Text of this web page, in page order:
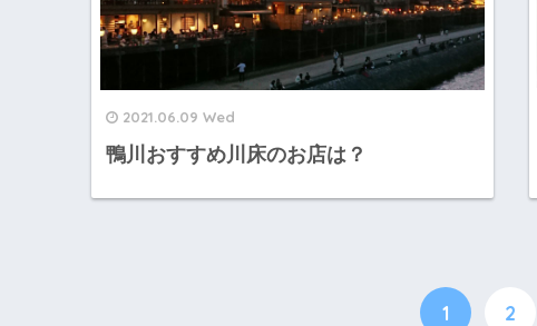
2021.06.09 Wed
鴨川おすすめ川床のお店は？
1 2